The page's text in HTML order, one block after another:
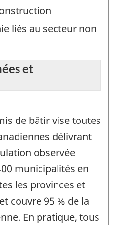
liés au secteur non
et
de bâtir vise toutes
délivrant
observée
municipalités en
les provinces et
couvre 95 % de la
En pratique, tous